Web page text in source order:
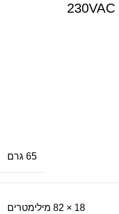
65 גרם
18 × 82 מילימטרים